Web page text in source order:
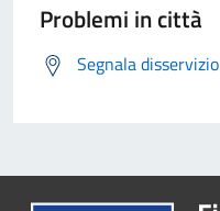
Problemi in città
Segnala disservizio